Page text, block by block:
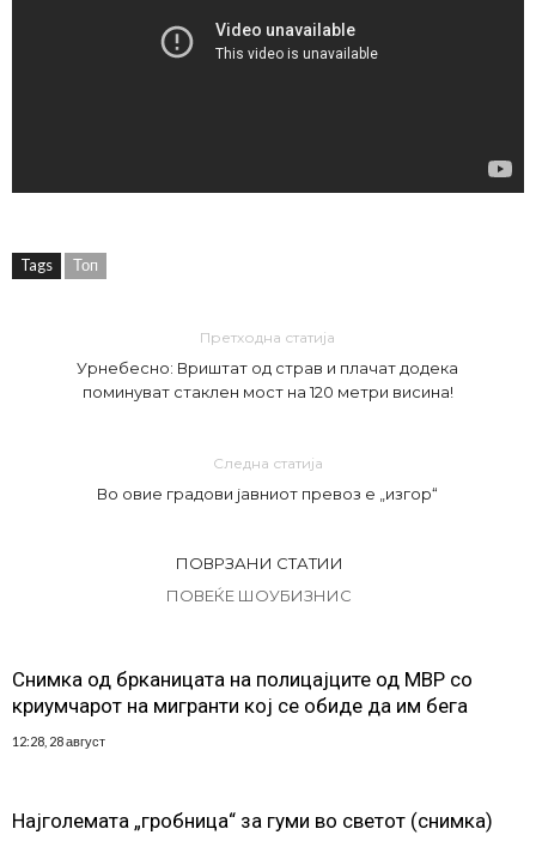
Tags Топ
Претходна статија
Урнебесно: Вриштат од страв и плачат додека
поминуват стаклен мост на 120 метри висина!
Следна статија
Во овие градови јавниот превоз е „изгор“
ПОВРЗАНИ СТАТИИ
ПОВЕЌЕ ШОУБИЗНИС
Снимка од брканицата на полицајците од МВР со
криумчарот на мигранти кој се обиде да им бега
12:28, 28 август
Најголемата „гробница“ за гуми во светот (снимка)